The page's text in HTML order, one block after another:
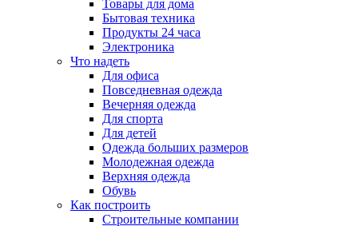
Товары для дома
Бытовая техника
Продукты 24 часа
Электроника
Что надеть
Для офиса
Повседневная одежда
Вечерняя одежда
Для спорта
Для детей
Одежда больших размеров
Молодежная одежда
Верхняя одежда
Обувь
Как построить
Строительные компании